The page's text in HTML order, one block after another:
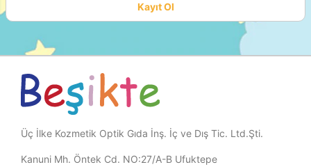
Kayıt Ol
Üç İlke Kozmetik Optik Gıda İnş. İç ve Dış Tic. Ltd.Şti.
Kanuni Mh. Öntek Cd. NO:27/A-B Ufuktepe